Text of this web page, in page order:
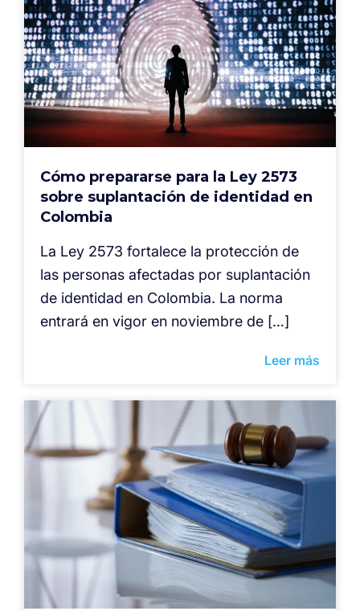
Cómo prepararse para la Ley 2573
sobre suplantación de identidad en
Colombia
La Ley 2573 fortalece la protección de
las personas afectadas por suplantación
de identidad en Colombia. La norma
entrará en vigor en noviembre de […]
Leer más